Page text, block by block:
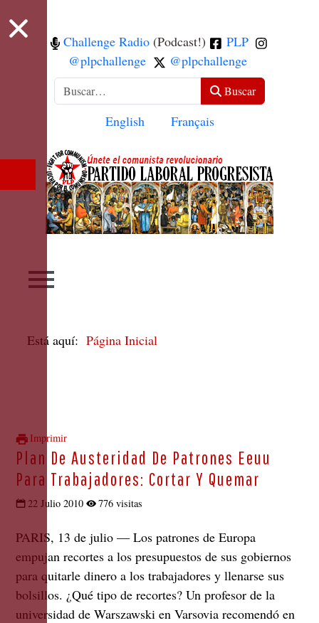
Challenge Radio (Podcast!)
PLP
@plpchallenge
@plpchallenge
Buscar Buscar
Seleccione su idioma
English Français
Está aquí:Página Inicial
Imprimir
Plan De Austeridad De Patrones Eeuu
Para Trabajadores: Cortar Y Quemar
22 Julio 2010 776 visitas
PARIS, 13 de julio — Los patrones de Europa
empujan recortes a los presupuestos de sus gobiernos
para quitarle dinero a los trabajadores y llenarse sus
bolsillos. ¿Qué tipo de recortes? Un profesor de la
universidad de Warszawski en Varsovia recomendó en